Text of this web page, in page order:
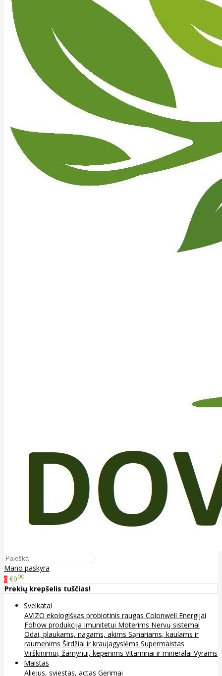
Mano paskyra
0 €000
Prekių krepšelis tuščias!
Sveikatai
AVIZO ekologiškas probiotinis raugas Colonwell Energijai
Fohow produkcija Imunitetui Moterims Nervų sistemai
Odai, plaukams, nagams, akims Sąnariams, kaulams ir
raumenims Širdžiai ir kraujagyslėms Supermaistas
Virškinimui, žarnynui, kepenims Vitaminai ir mineralai Vyrams
Maistas
Aliejus, sviestas, actas Gėrimai